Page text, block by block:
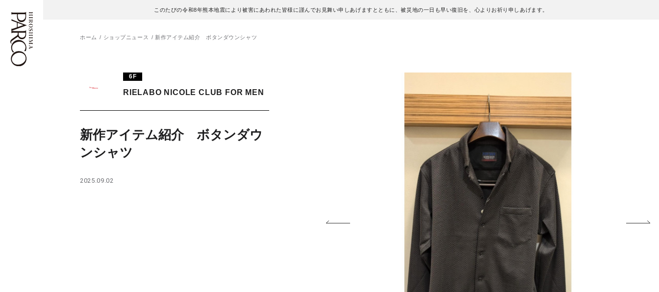
このたびの令和8年熊本地震により被害にあわれた皆様に謹んでお見舞い申しあげますとともに、被災地の一日も早い復旧を、心よりお祈り申しあげます。
施設案内・アクセス
ホーム ショップニュース 新作アイテム紹介 ボタンダウンシャツ
6F
RIELABO NICOLE CLUB FOR MEN
新作アイテム紹介 ボタンダウ
ンシャツ
2025.09.02